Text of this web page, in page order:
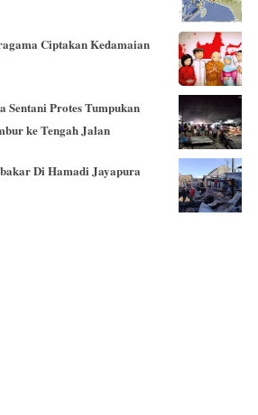
Ciptakan Kedamaian
Sentani Protes Tumpukan
ke Tengah Jalan
Di Hamadi Jayapura